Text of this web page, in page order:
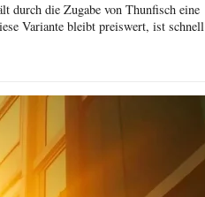
durch die Zugabe von Thunfisch eine
Variante bleibt preiswert, ist schnell